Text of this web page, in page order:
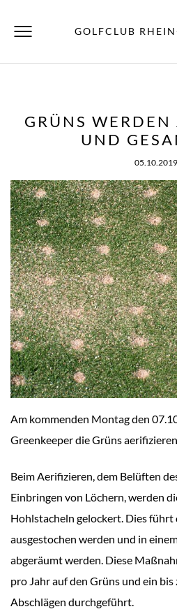
GOLFCLUB
GRÜNS
UND
05.10.2019
Am kommenden Montag den
Greenkeeper die Grüns
Beim Aerifizieren, dem Belüften
Einbringen von Löchern, werden
Hohlstacheln gelockert. Dies führt
ausgestochen werden und in
abgeräumt werden. Diese
pro Jahr auf den Grüns und ein
Abschlägen durchgeführt.